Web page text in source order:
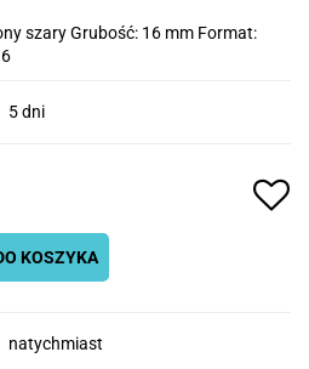
szary Grubość: 16 mm Format:
5 dni
KOSZYKA
natychmiast